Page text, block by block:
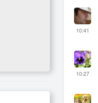
10:41
10:27